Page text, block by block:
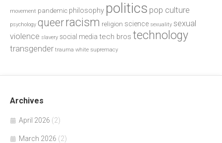
movement pandemic philosophy politics pop culture
psychology queerracism religion science sexuality sexual
violence slavery social media tech bros technology
transgender trauma white supremacy
Archives
April 2026 (2)
March 2026 (2)